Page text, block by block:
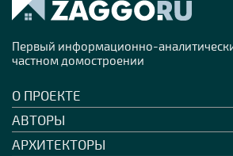
Первый информационно-
частном домостроении
О ПРОЕКТЕ
АВТОРЫ
АРХИТЕКТОРЫ